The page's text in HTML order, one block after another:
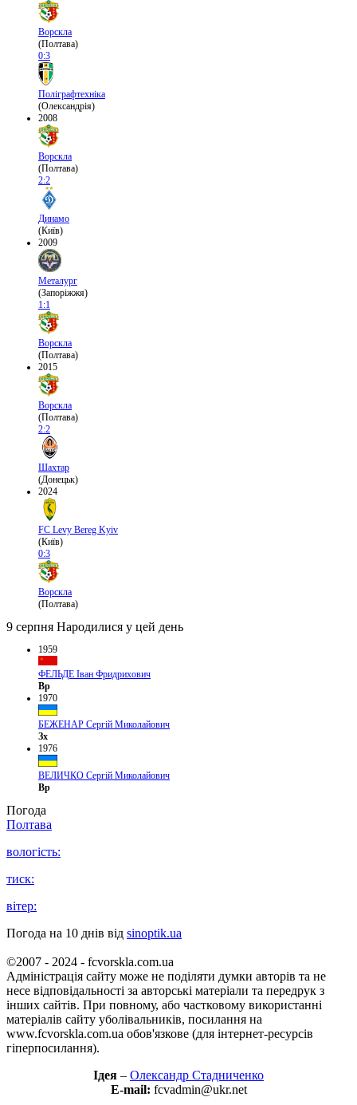
Ворскла
(Полтава)
0:3
Поліграфтехніка
(Олександрія)
2008
Ворскла
(Полтава)
2:2
Динамо
(Київ)
2009
Металург
(Запоріжжя)
1:1
Ворскла
(Полтава)
2015
Ворскла
(Полтава)
2:2
Шахтар
(Донецьк)
2024
FC Levy Bereg Kyiv
(Київ)
0:3
Ворскла
(Полтава)
9 серпня Народилися у цей день
1959
ФЕЛЬДЕ Іван Фридрихович
Вр
1970
БЕЖЕНАР Сергій Миколайович
Зх
1976
ВЕЛИЧКО Сергій Миколайович
Вр
Погода
Полтава
вологість:
тиск:
вітер:
Погода на 10 днів від sinoptik.ua
©2007 - 2024 - fcvorskla.com.ua
Адміністрація сайту може не поділяти думки авторів та не
несе відповідальності за авторські матеріали та передрук з
інших сайтів. При повному, або частковому використанні
матеріалів сайту уболівальників, посилання на
www.fcvorskla.com.ua обов'язкове (для інтернет-ресурсів
гіперпосилання).
Ідея – Олександр Стадниченко
E-mail: fcvadmin@ukr.net